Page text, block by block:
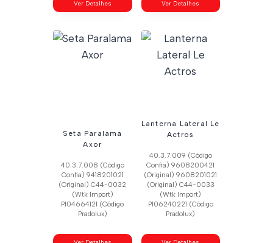
Ver Detalhes Ver Detalhes
Seta Paralama
Axor
40.3.7.008 (Código
Confia) 9418201021
(Original) C44-0032
(Wtk Import)
Pl04664121 (Código
Pradolux)
Lanterna Lateral Le
Actros
40.3.7.009 (Código
Confia) 9608200421
(Original) 9608201021
(Original) C44-0033
(Wtk Import)
Pl06240221 (Código
Pradolux)